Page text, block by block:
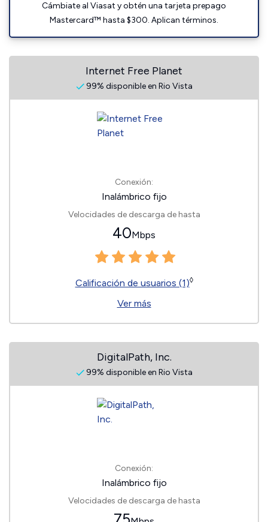
Cámbiate al Viasat y obtén una tarjeta prepago
Mastercard™ hasta $300. Aplican términos.
Internet Free Planet
99% disponible en Rio Vista
Conexión:
Inalámbrico fijo
Velocidades de descarga de hasta
40Mbps
Calificación de usuarios (1)◊
Ver más
DigitalPath, Inc.
99% disponible en Rio Vista
Conexión:
Inalámbrico fijo
Velocidades de descarga de hasta